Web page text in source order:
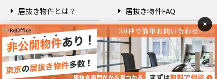
居抜き物件とは？ 居抜き物件FAQ
企業情報 プライバシーポリシー
Copyright © 2026 ReOffice All rights reserved.
×